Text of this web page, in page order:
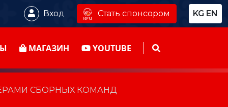
Вход Стать спонсором KG EN
МАГАЗИН YOUTUBE
СБОРНЫХ КОМАНД